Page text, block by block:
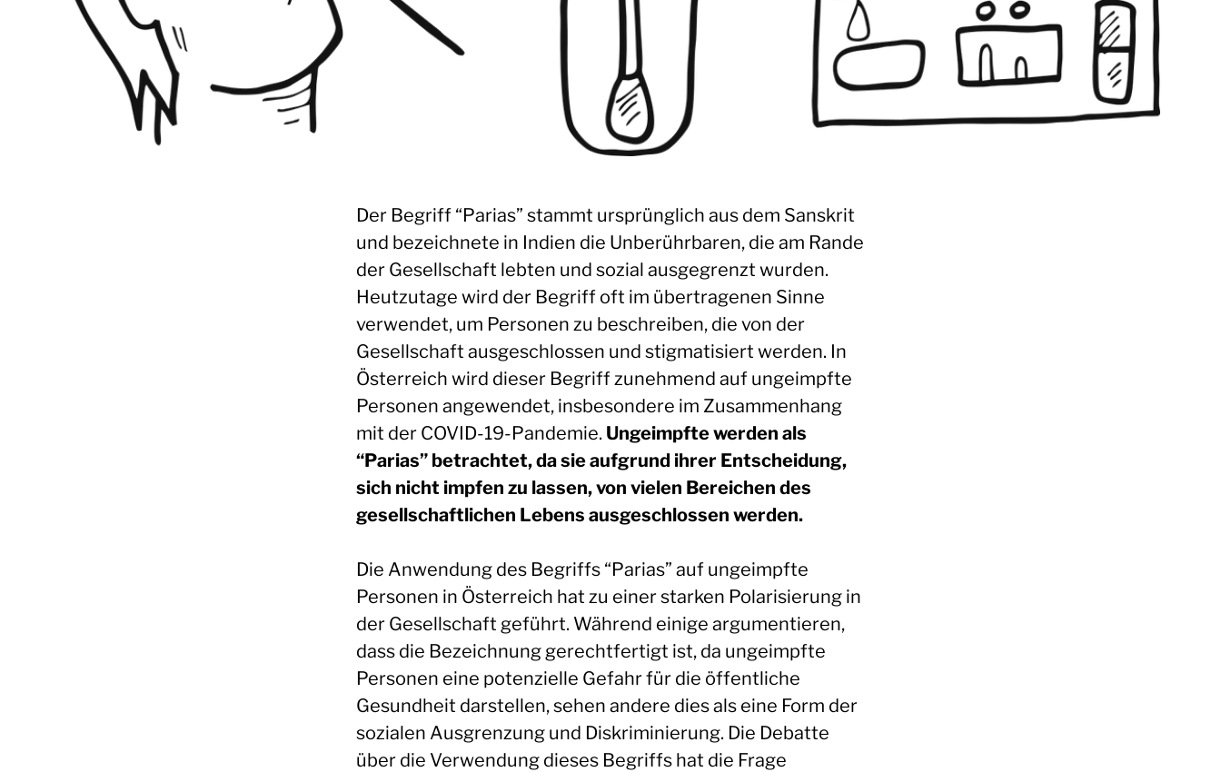
Der Begriff “Parias” stammt ursprünglich aus dem Sanskrit
und bezeichnete in Indien die Unberührbaren, die am Rande
der Gesellschaft lebten und sozial ausgegrenzt wurden.
Heutzutage wird der Begriff oft im übertragenen Sinne
verwendet, um Personen zu beschreiben, die von der
Gesellschaft ausgeschlossen und stigmatisiert werden. In
Österreich wird dieser Begriff zunehmend auf ungeimpfte
Personen angewendet, insbesondere im Zusammenhang
mit der COVID-19-Pandemie. Ungeimpfte werden als
“Parias” betrachtet, da sie aufgrund ihrer Entscheidung,
sich nicht impfen zu lassen, von vielen Bereichen des
gesellschaftlichen Lebens ausgeschlossen werden.
Die Anwendung des Begriffs “Parias” auf ungeimpfte
Personen in Österreich hat zu einer starken Polarisierung in
der Gesellschaft geführt. Während einige argumentieren,
dass die Bezeichnung gerechtfertigt ist, da ungeimpfte
Personen eine potenzielle Gefahr für die öffentliche
Gesundheit darstellen, sehen andere dies als eine Form der
sozialen Ausgrenzung und Diskriminierung. Die Debatte
über die Verwendung dieses Begriffs hat die Frage